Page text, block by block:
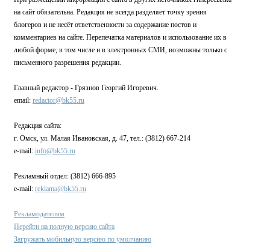
на сайт обязательна. Редакция не всегда разделяет точку зрения
блогеров и не несёт ответственности за содержание постов и
комментариев на сайте. Перепечатка материалов и использование их в
любой форме, в том числе и в электронных СМИ, возможны только с
письменного разрешения редакции.
Главный редактор - Грязнов Георгий Игоревич.
email: redactor@bk55.ru
Редакция сайта:
г. Омск, ул. Малая Ивановская, д. 47, тел.: (3812) 667-214
e-mail: info@bk55.ru
Рекламный отдел: (3812) 666-895
e-mail: reklama@bk55.ru
Рекламодателям
Перейти на полную версию сайта
Загружать мобильную версию по умолчанию